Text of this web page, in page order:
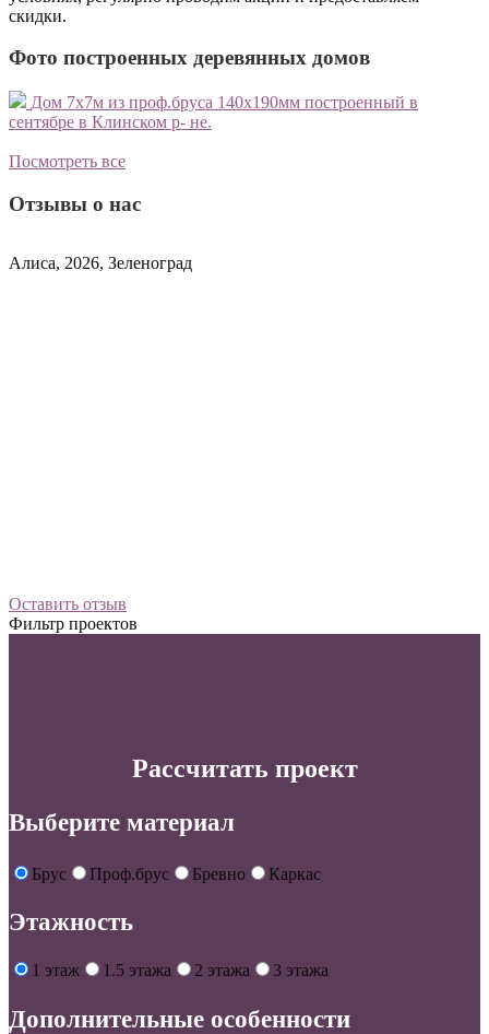
скидки.
Фото построенных деревянных домов
Дом 7х7м из проф.бруса 140х190мм построенный в
сентябре в Клинском р- не.
Посмотреть все
Отзывы о нас
Алиса, 2026, Зеленоград
Оставить отзыв
Фильтр проектов
Рассчитать проект
Выберите материал
Брус Проф.брус Бревно Каркас
Этажность
1 этаж 1.5 этажа 2 этажа 3 этажа
Дополнительные особенности